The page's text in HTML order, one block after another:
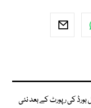
کی رپورٹ کے بعد نئی